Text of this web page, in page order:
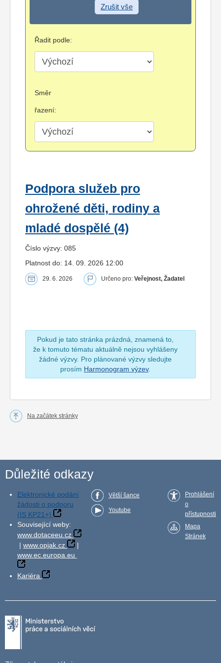
Zrušit vše
Řadit podle:
Směr
řazení:
Podpora služeb pro
ohrožené děti, rodiny a
mladé dospělé (4)
Číslo výzvy: 085
Platnost do: 14. 09. 2026 12:00
29. 6. 2026 Určeno pro: Veřejnost, Žadatel
Pokud je tato stránka prázdná, znamená to,
že k tomuto tématu aktuálně nejsou vyhlášeny
žádné výzvy. Pro plánované výzvy sledujte
prosím Harmonogram výzev.
Na začátek stránky
Důležité odkazy
Elektronické podání
žádosti o podporu
(IS KP21+)
Související weby:
www.dotaceeu.cz
| www.opjak.cz
|
www.ec.europa.eu
Kariéra
Větší šance
Youtube
Prohlášení
o
přístupnosti
Mapa
Stránek